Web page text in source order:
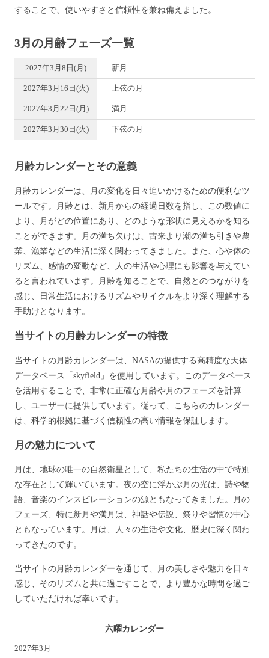
することで、使いやすさと信頼性を兼ね備えました。
3月の月齢フェーズ一覧
2027年3月8日(月) 新月
2027年3月16日(火) 上弦の月
2027年3月22日(月) 満月
2027年3月30日(火) 下弦の月
月齢カレンダーとその意義
月齢カレンダーは、月の変化を日々追いかけるための便利なツ
ールです。月齢とは、新月からの経過日数を指し、この数値に
より、月がどの位置にあり、どのような形状に見えるかを知る
ことができます。月の満ち欠けは、古来より潮の満ち引きや農
業、漁業などの生活に深く関わってきました。また、心や体の
リズム、感情の変動など、人の生活や心理にも影響を与えてい
ると言われています。月齢を知ることで、自然とのつながりを
感じ、日常生活におけるリズムやサイクルをより深く理解する
手助けとなります。
当サイトの月齢カレンダーの特徴
当サイトの月齢カレンダーは、NASAの提供する高精度な天体
データベース「skyfield」を使用しています。このデータベース
を活用することで、非常に正確な月齢や月のフェーズを計算
し、ユーザーに提供しています。従って、こちらのカレンダー
は、科学的根拠に基づく信頼性の高い情報を保証します。
月の魅力について
月は、地球の唯一の自然衛星として、私たちの生活の中で特別
な存在として輝いています。夜の空に浮かぶ月の光は、詩や物
語、音楽のインスピレーションの源ともなってきました。月の
フェーズ、特に新月や満月は、神話や伝説、祭りや習慣の中心
ともなっています。月は、人々の生活や文化、歴史に深く関わ
ってきたのです。
当サイトの月齢カレンダーを通じて、月の美しさや魅力を日々
感じ、そのリズムと共に過ごすことで、より豊かな時間を過ご
していただければ幸いです。
六曜カレンダー
2027年3月